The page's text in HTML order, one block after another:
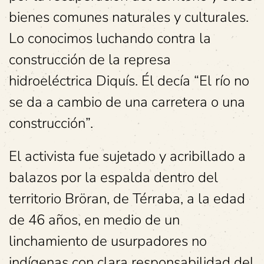
bienes comunes naturales y culturales.
Lo conocimos luchando contra la
construcción de la represa
hidroeléctrica Diquís. Él decía “El río no
se da a cambio de una carretera o una
construcción”.
El activista fue sujetado y acribillado a
balazos por la espalda dentro del
territorio Bröran, de Térraba, a la edad
de 46 años, en medio de un
linchamiento de usurpadores no